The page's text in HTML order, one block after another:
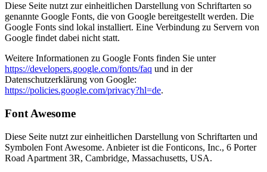
Diese Seite nutzt zur einheitlichen Darstellung von Schriftarten so
genannte Google Fonts, die von Google bereitgestellt werden. Die
Google Fonts sind lokal installiert. Eine Verbindung zu Servern von
Google findet dabei nicht statt.
Weitere Informationen zu Google Fonts finden Sie unter
https://developers.google.com/fonts/faq und in der
Datenschutzerklärung von Google:
https://policies.google.com/privacy?hl=de.
Font Awesome
Diese Seite nutzt zur einheitlichen Darstellung von Schriftarten und
Symbolen Font Awesome. Anbieter ist die Fonticons, Inc., 6 Porter
Road Apartment 3R, Cambridge, Massachusetts, USA.